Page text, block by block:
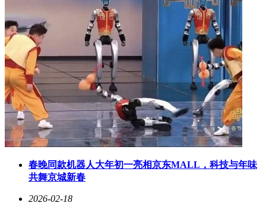
解决通用人工智能发展中的核心矛盾。在"设计2026年硬件支
持的递归自改进系统"的挑战中，四大Agent通过47轮辩论最终
形成的技术方案，展现出多智能体协作在前沿领域探索的独特
价值。
春晚同款机器人大年初一亮相京东MALL，科技与年味
共舞京城新春
2026-02-18